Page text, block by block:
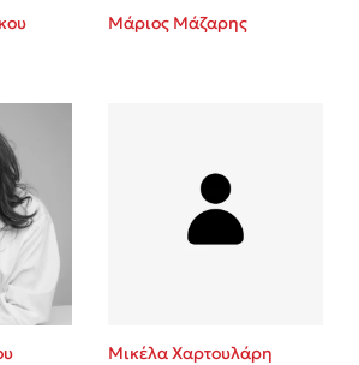
κάτω, μπροστά, πίσω
Robbins
Αφήστε τους
Μάριος Μάζαρης
Μικέλα Χαρτουλάρη